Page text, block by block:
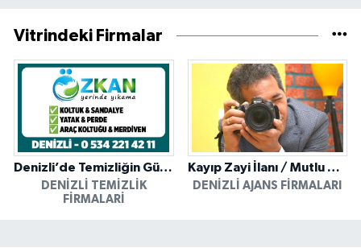
Vitrindeki Firmalar
Denizli’de Temizliğin Güvenilir Adresi: Özkan Yerinde Yıkama
DENIZLI TEMIZLIK
FIRMALARI
Kayıp Zayi İlanı / Mutlu Ajans / Denizli
DENIZLI AJANS FIRMALARI